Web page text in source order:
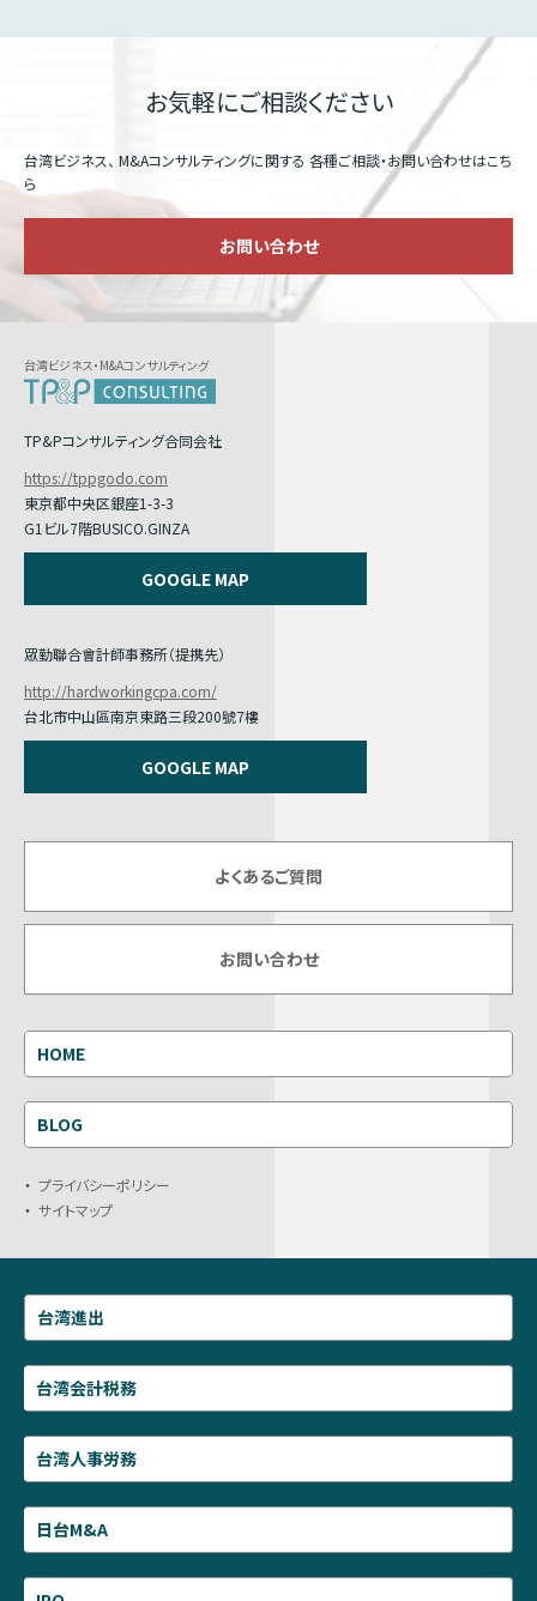
お気軽にご相談ください
台湾ビジネス、 M&Aコンサルティングに関する 各種ご相談・お問い合わせはこち
ら
お問い合わせ
台湾ビジネス・M&Aコンサルティング
TP&Pコンサルティング合同会社
https://tppgodo.com
東京都中央区銀座1-3-3
G1ビル7階BUSICO.GINZA
GOOGLE MAP
眾勤聯合會計師事務所（提携先）
http://hardworkingcpa.com/
台北市中山區南京東路三段200號7樓
GOOGLE MAP
よくあるご質問
お問い合わせ
HOME
BLOG
プライバシーポリシー
サイトマップ
台湾進出
台湾会計税務
台湾人事労務
日台M&A